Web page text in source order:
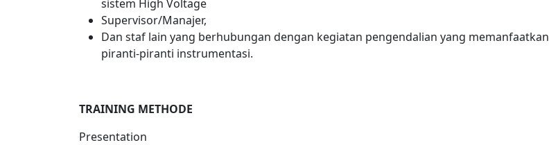
sistem High Voltage
Supervisor/Manajer,
Dan staf lain yang berhubungan dengan kegiatan pengendalian yang memanfaatkan
piranti-piranti instrumentasi.
TRAINING METHODE
Presentation